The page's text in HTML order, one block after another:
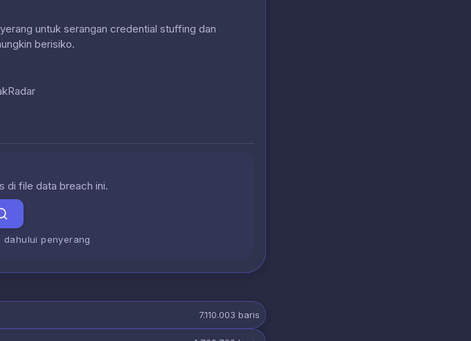
untuk serangan credential stuffing dan
berisiko.
di file data breach ini.
· dahului penyerang
7.110.003 baris